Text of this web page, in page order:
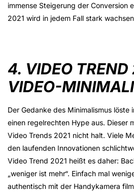
immense Steigerung der Conversion
2021 wird in jedem Fall stark
4. VIDEO
VIDEO-
Der Gedanke des Minimalismus löste
einen regelrechten Hype aus. Dieser
Video Trends 2021 nicht halt. Viele
den laufenden Innovationen
Video Trend 2021 heißt es daher:
„weniger ist mehr“. Einfach mal
authentisch mit der Handykamera